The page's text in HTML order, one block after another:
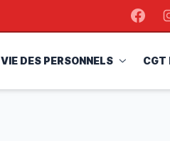
VIE DES PERSONNELS CGT